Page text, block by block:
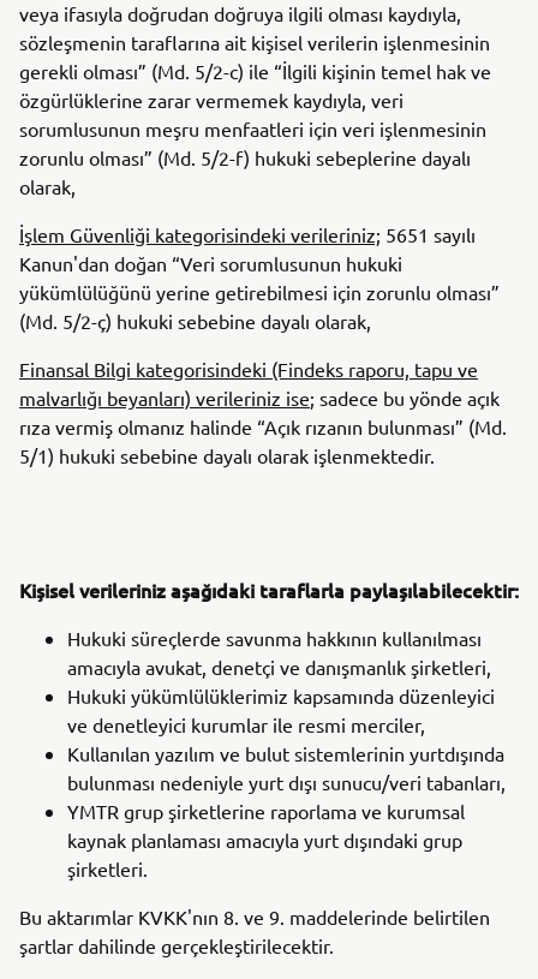
veya ifasıyla doğrudan doğruya ilgili olması kaydıyla,
sözleşmenin taraflarına ait kişisel verilerin işlenmesinin
gerekli olması” (Md. 5/2-c) ile “İlgili kişinin temel hak ve
özgürlüklerine zarar vermemek kaydıyla, veri
sorumlusunun meşru menfaatleri için veri işlenmesinin
zorunlu olması” (Md. 5/2-f) hukuki sebeplerine dayalı
olarak,
İşlem Güvenliği kategorisindeki verileriniz; 5651 sayılı
Kanun'dan doğan “Veri sorumlusunun hukuki
yükümlülüğünü yerine getirebilmesi için zorunlu olması”
(Md. 5/2-ç) hukuki sebebine dayalı olarak,
Finansal Bilgi kategorisindeki (Findeks raporu, tapu ve
malvarlığı beyanları) verileriniz ise; sadece bu yönde açık
rıza vermiş olmanız halinde “Açık rızanın bulunması” (Md.
5/1) hukuki sebebine dayalı olarak işlenmektedir.
Kişisel verileriniz aşağıdaki taraflarla paylaşılabilecektir:
Hukuki süreçlerde savunma hakkının kullanılması
amacıyla avukat, denetçi ve danışmanlık şirketleri,
Hukuki yükümlülüklerimiz kapsamında düzenleyici
ve denetleyici kurumlar ile resmi merciler,
Kullanılan yazılım ve bulut sistemlerinin yurtdışında
bulunması nedeniyle yurt dışı sunucu/veri tabanları,
YMTR grup şirketlerine raporlama ve kurumsal
kaynak planlaması amacıyla yurt dışındaki grup
şirketleri.
Bu aktarımlar KVKK'nın 8. ve 9. maddelerinde belirtilen
şartlar dahilinde gerçekleştirilecektir.